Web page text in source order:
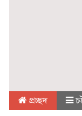
প্রচ্ছদ